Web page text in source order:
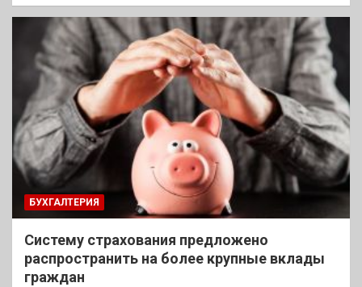
БУХГАЛТЕРИЯ
Систему страхования предложено
распространить на более крупные вклады
граждан